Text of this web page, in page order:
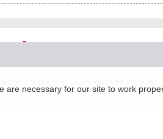
are necessary for our site to work